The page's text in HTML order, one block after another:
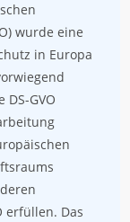
wurde eine
in Europa
GVO
erfüllen. Das